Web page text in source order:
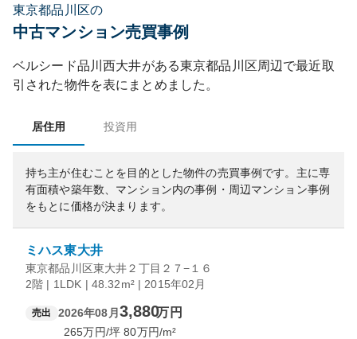
東京都品川区の
中古マンション売買事例
ベルシード品川西大井がある東京都品川区周辺で最近取
引された物件を表にまとめました。
居住用 投資用
持ち主が住むことを目的とした物件の売買事例です。 主に専
有面積や築年数、マンション内の事例・周辺マンション事例
をもとに価格が決まります。
ミハス東大井
東京都品川区東大井２丁目２７−１６
2階 | 1LDK | 48.32m² | 2015年02月
売出 2026年08月 3,880万円
265万円/坪 80万円/m²